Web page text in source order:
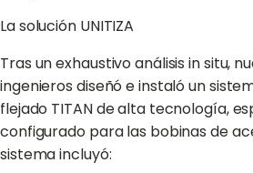
La solución UNITIZA
Tras un exhaustivo análisis in situ,
ingenieros diseñó e instaló un
flejado TITAN de alta tecnología,
configurado para las bobinas de
sistema incluyó: